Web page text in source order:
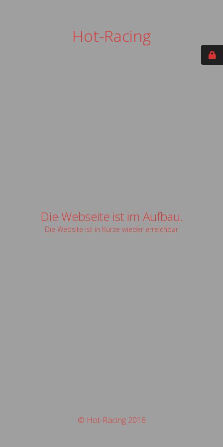
Hot-Racing
Die Webseite ist im Aufbau.
Die Website ist in Kürze wieder erreichbar
© Hot-Racing 2016